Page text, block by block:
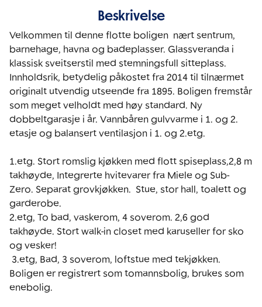
Beskrivelse
Velkommen til denne flotte boligen  nært sentrum,
barnehage, havna og badeplasser. Glassveranda i
klassisk sveitserstil med stemningsfull sitteplass.
Innholdsrik, betydelig påkostet fra 2014 til tilnærmet
originalt utvendig utseende fra 1895. Boligen fremstår
som meget velholdt med høy standard. Ny
dobbeltgarasje i år. Vannbåren gulvvarme i 1. og 2.
etasje og balansert ventilasjon i 1. og 2.etg.
1.etg. Stort romslig kjøkken med flott spiseplass,2,8 m
takhøyde, Integrerte hvitevarer fra Miele og Sub-
Zero. Separat grovkjøkken.  Stue, stor hall, toalett og
garderobe.
2.etg, To bad, vaskerom, 4 soverom. 2,6 god
takhøyde. Stort walk-in closet med karuseller for sko
og vesker!
Boligen er registrert som tomannsbolig, brukes som
enebolig.